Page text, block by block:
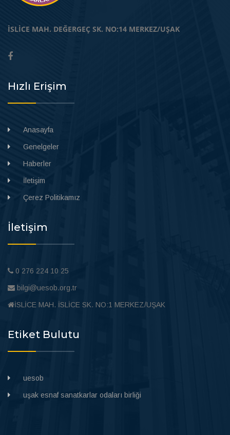
İSLİCE MAH. DEĞERGEÇ SK. NO:14 MERKEZ/UŞAK
Hızlı Erişim
Anasayfa
Genelgeler
Haberler
İletişim
Çerez Politikamız
İletişim
0 276 224 10 25
bilgi@uesob.org.tr
İSLİCE MAH. İSLİCE SK. NO:1 MERKEZ/UŞAK
Etiket Bulutu
uesob
uşak esnaf sanatkarlar odaları birliği